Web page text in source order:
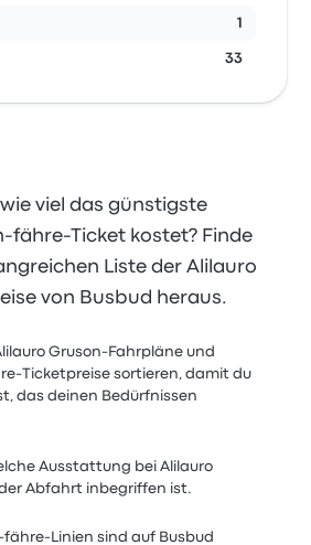
1
33
viel das günstigste
fähre-Ticket kostet? Finde
Liste der Alilauro
von Busbud heraus.
Gruson-Fahrpläne und
Ticketpreise sortieren, damit du
das deinen Bedürfnissen
Ausstattung bei Alilauro
Abfahrt inbegriffen ist.
fähre-Linien sind auf Busbud